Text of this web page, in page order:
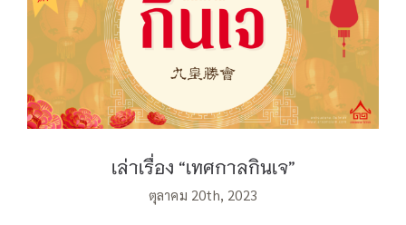
เล่าเรื่อง “เทศกาลกินเจ”
เล่าเรื่อง “เทศกาลกินเจ”
ตุลาคม 20th, 2023